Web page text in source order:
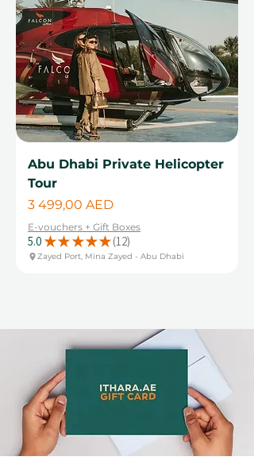
Abu Dhabi Private Helicopter
Tour
Цена
3 499,00 AED
E-vouchers + Gift Boxes
5.0 ★ ★ ★ ★ ★ 12
12
Zayed Port, Mina Zayed - Abu Dhabi